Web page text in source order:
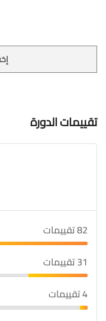
تقييمات الدورة
82 تقييمات
31 تقييمات
4 تقييمات